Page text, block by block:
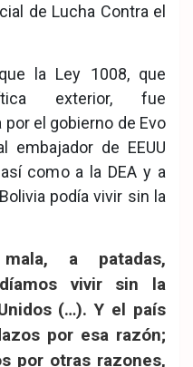
de Lucha Contra el
la Ley 1008, que
exterior, fue
el gobierno de Evo
embajador de EEUU
como a la DEA y a
podía vivir sin la
a patadas,
vivir sin la
(…). Y el país
por esa razón;
por otras razones,